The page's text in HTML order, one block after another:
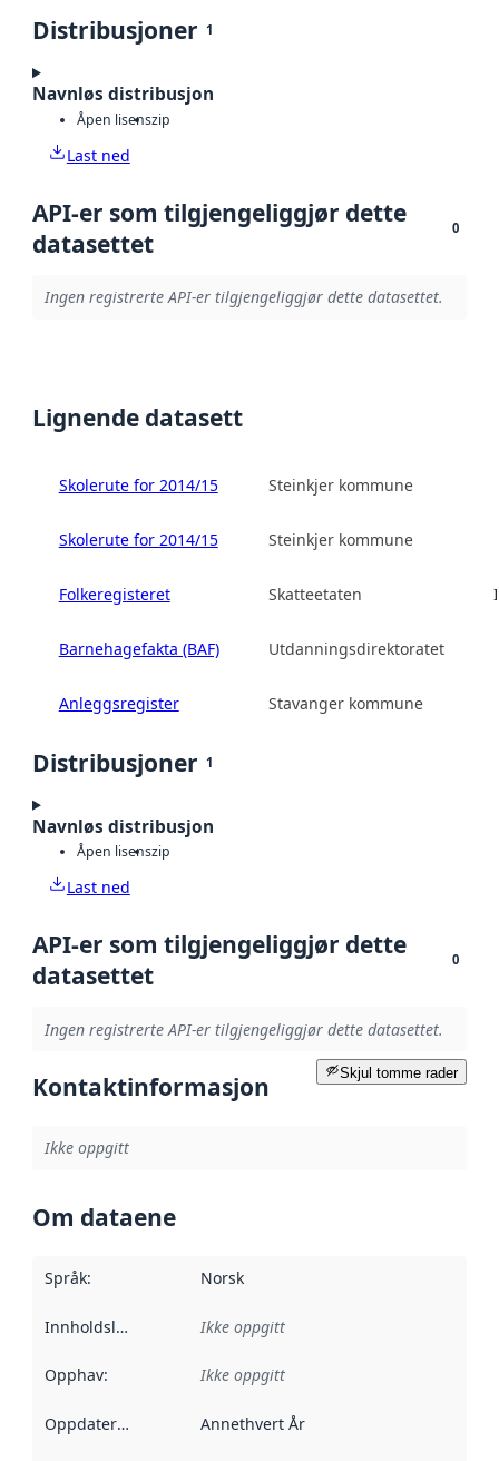
Distribusjoner 1
Navnløs distribusjon
Åpen lisenszip
Last ned
API-er som tilgjengeliggjør dette
datasettet
0
Ingen registrerte API-er tilgjengeliggjør dette datasettet.
Lignende datasett
Skolerute for 2014/15 Steinkjer kommune
Skolerute for 2014/15 Steinkjer kommune
Folkeregisteret Skatteetaten
Barnehagefakta (BAF) Utdanningsdirektoratet
Anleggsregister Stavanger kommune
Distribusjoner 1
Navnløs distribusjon
Åpen lisenszip
Last ned
API-er som tilgjengeliggjør dette
datasettet
0
Ingen registrerte API-er tilgjengeliggjør dette datasettet.
Skjul tomme rader
Kontaktinformasjon
Ikke oppgitt
Om dataene
Språk: Norsk
Innholdsleverandører :
Ikke oppgitt
Opphav: Ikke oppgitt
Oppdateringsfrekvens :
Annethvert År